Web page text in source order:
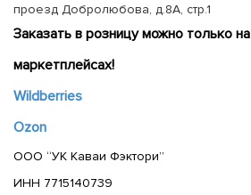
проезд Добролюбова, д.8А, стр.1
Заказать в розницу можно только на
маркетплейсах!
Wildberries
Ozon
ООО “УК Каваи Фэктори”
ИНН 7715140739